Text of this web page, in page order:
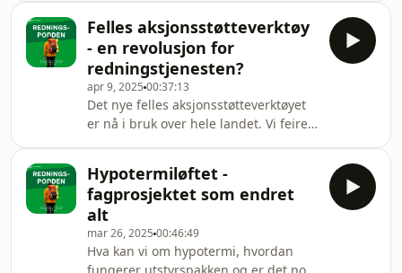
mannskaper.
Felles aksjonsstøtteverktøy
- en revolusjon for
redningstjenesten?
apr 9, 2025 00:37:13
Det nye felles aksjonsstøtteverktøyet
er nå i bruk over hele landet. Vi feirer
Dagens gjest er Arne Alsvik, frivillig i
Norsk Folkehjelp Strand og Forsand
og nasjonal beredskapsleder.
Hypotermiløftet -
fagprosjektet som endret
alt
mar 26, 2025 00:46:49
Hva kan vi om hypotermi, hvordan